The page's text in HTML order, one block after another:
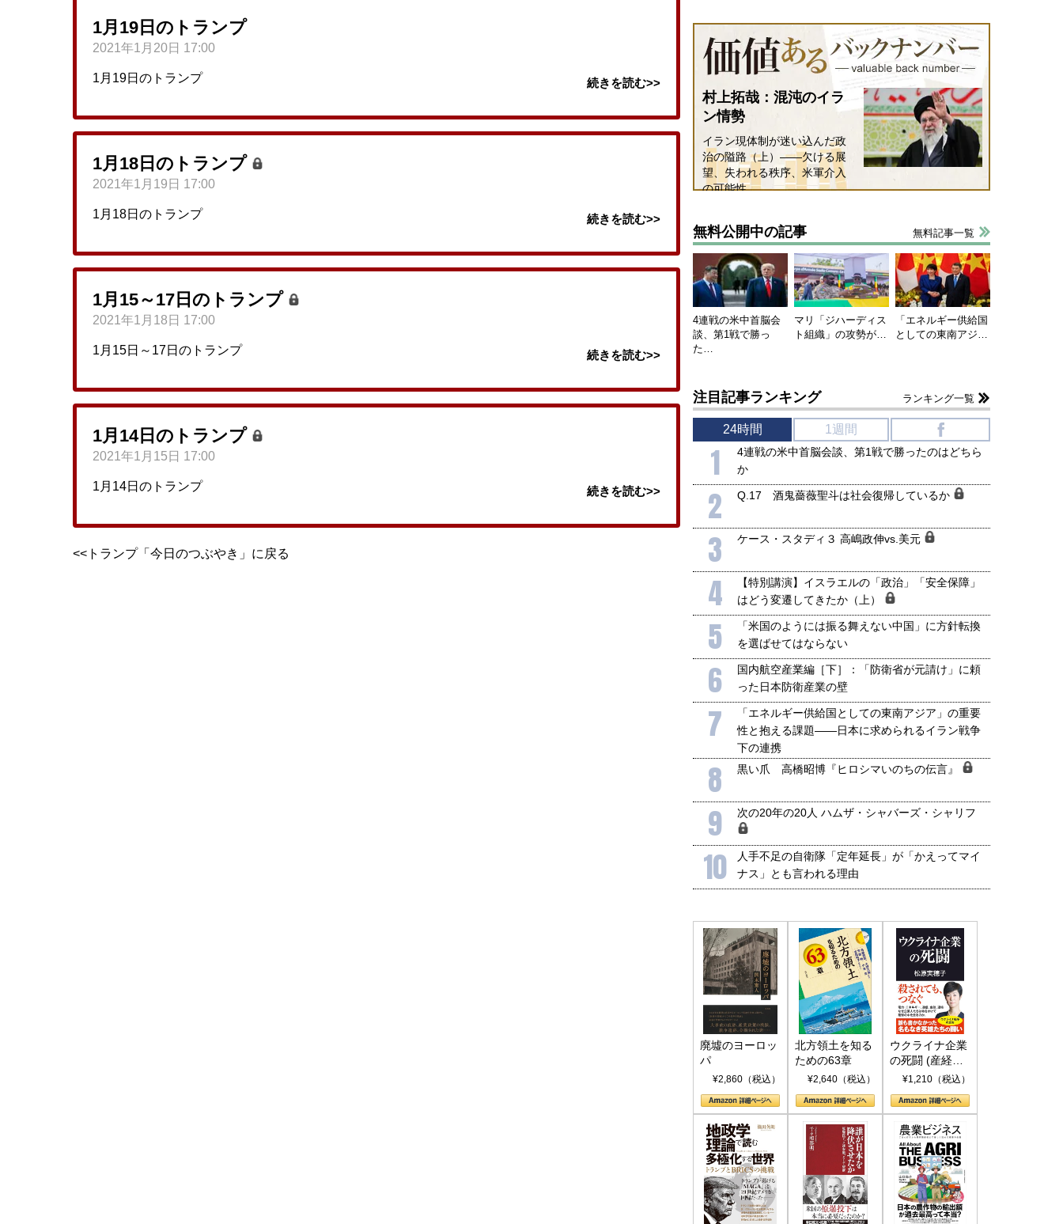
1月19日のトランプ
2021年1月20日 17:00
1月19日のトランプ 続きを読む>>
1月18日のトランプ
2021年1月19日 17:00
1月18日のトランプ 続きを読む>>
1月15～17日のトランプ
2021年1月18日 17:00
1月15日～17日のトランプ 続きを読む>>
1月14日のトランプ
2021年1月15日 17:00
1月14日のトランプ 続きを読む>>
<<トランプ「今日のつぶやき」に戻る
村上拓哉：混沌のイラ
ン情勢
イラン現体制が迷い込んだ政
治の隘路（上）――欠ける展
望、失われる秩序、米軍介入
の可能性
無料公開中の記事 無料記事一覧
4連戦の米中首脳会
談、第1戦で勝っ
た…
マリ「ジハーディス
ト組織」の攻勢が…
「エネルギー供給国
としての東南アジ…
注目記事ランキング ランキング一覧
24時間 1週間
1
4連戦の米中首脳会談、第1戦で勝ったのはどちら
か
2 Q.17 酒鬼薔薇聖斗は社会復帰しているか
3 ケース・スタディ３ 高嶋政伸vs.美元
4
【特別講演】イスラエルの「政治」「安全保障」
はどう変遷してきたか（上）
5
「米国のようには振る舞えない中国」に方針転換
を選ばせてはならない
6
国内航空産業編［下］：「防衛省が元請け」に頼
った日本防衛産業の壁
7
「エネルギー供給国としての東南アジア」の重要
性と抱える課題――日本に求められるイラン戦争
下の連携
8 黒い爪 高橋昭博『ヒロシマいのちの伝言』
9 次の20年の20人 ハムザ・シャバーズ・シャリフ
10
人手不足の自衛隊「定年延長」が「かえってマイ
ナス」とも言われる理由
廃墟のヨーロッ
パ
¥2,860（税込）
北方領土を知る
ための63章
¥2,640（税込）
ウクライナ企業
の死闘 (産経セ
レクト S 039)
¥1,210（税込）